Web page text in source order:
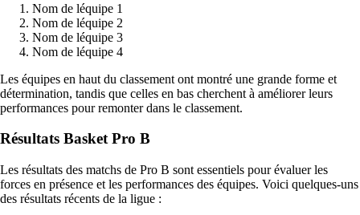
Nom de léquipe 1
Nom de léquipe 2
Nom de léquipe 3
Nom de léquipe 4
Les équipes en haut du classement ont montré une grande forme et
détermination, tandis que celles en bas cherchent à améliorer leurs
performances pour remonter dans le classement.
Résultats Basket Pro B
Les résultats des matchs de Pro B sont essentiels pour évaluer les
forces en présence et les performances des équipes. Voici quelques-uns
des résultats récents de la ligue :